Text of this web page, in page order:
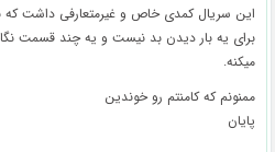
این سریال کمدی خاص و غیرمتعارفی داشت که
برای یه بار دیدن بد نیست و یه چند قسمت
میکنه.
ممنونم که کامنتم رو خوندین
پایان